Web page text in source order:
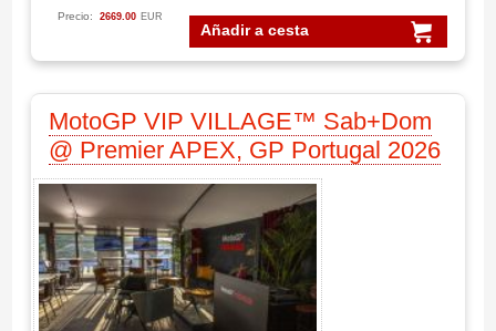
Añadir a cesta
Precio: 2669.00 EUR
MotoGP VIP VILLAGE™ Sab+Dom
@ Premier APEX, GP Portugal 2026